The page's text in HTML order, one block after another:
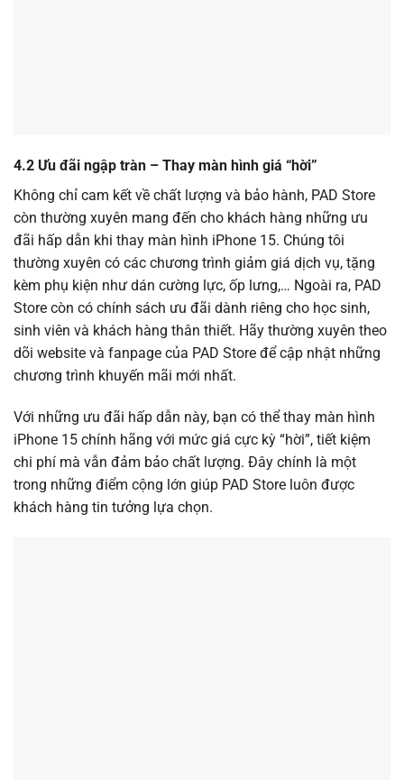
4.2 Ưu đãi ngập tràn – Thay màn hình giá “hời”
Không chỉ cam kết về chất lượng và bảo hành, PAD Store
còn thường xuyên mang đến cho khách hàng những ưu
đãi hấp dẫn khi thay màn hình iPhone 15. Chúng tôi
thường xuyên có các chương trình giảm giá dịch vụ, tặng
kèm phụ kiện như dán cường lực, ốp lưng,… Ngoài ra, PAD
Store còn có chính sách ưu đãi dành riêng cho học sinh,
sinh viên và khách hàng thân thiết. Hãy thường xuyên theo
dõi website và fanpage của PAD Store để cập nhật những
chương trình khuyến mãi mới nhất.
Với những ưu đãi hấp dẫn này, bạn có thể thay màn hình
iPhone 15 chính hãng với mức giá cực kỳ “hời”, tiết kiệm
chi phí mà vẫn đảm bảo chất lượng. Đây chính là một
trong những điểm cộng lớn giúp PAD Store luôn được
khách hàng tin tưởng lựa chọn.